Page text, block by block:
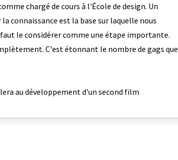
chargé de cours à l'École de design. Un
connaissance est la base sur laquelle nous
le considérer comme une étape importante.
C'est étonnant le nombre de gags que
au développement d'un second film